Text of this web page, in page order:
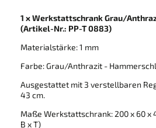
1 x Werkstattschrank Grau/
(Artikel-Nr.: PP-T 0883)
Materialstärke: 1 mm
Farbe: Grau/Anthrazit -
Ausgestattet mit 3 verstellbaren
43 cm.
Maße Werkstattschrank: 200 x 60 x
B x T)